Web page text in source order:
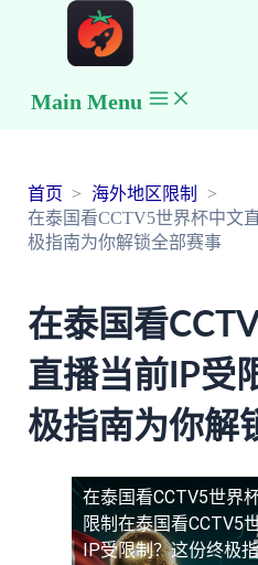
Main Menu
首页
海外地区限制
在泰国看CCTV5世界杯中文
极指南为你解锁全部赛事
在泰国看
直播当前IP受
极指南为你解
在泰国看CCTV5世界
限制 在泰国看CCTV5
IP受限制？这份终极